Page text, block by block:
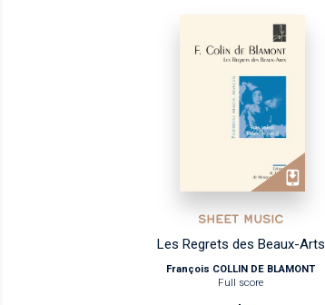
SHEET MUSIC
Les Regrets des Beaux-Arts
François COLLIN DE BLAMONT
Full score